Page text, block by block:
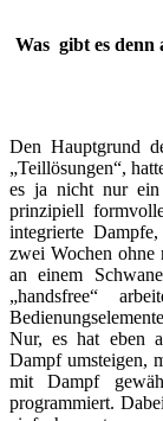
Was gibt es
Den Hauptgrund
„Teillösungen“,
es ja nicht nur ein
prinzipiell
integrierte
zwei Wochen ohne
an einem
„handsfree“
Nur, es hat eben
Dampf umsteigen,
mit Dampf
programmiert.